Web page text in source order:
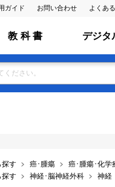
ガイド お問い合わせ よくあ
教 科 書 デジタ
探す 癌･腫瘍
癌･腫瘍･化学
探す 神経･脳神経外科 神経